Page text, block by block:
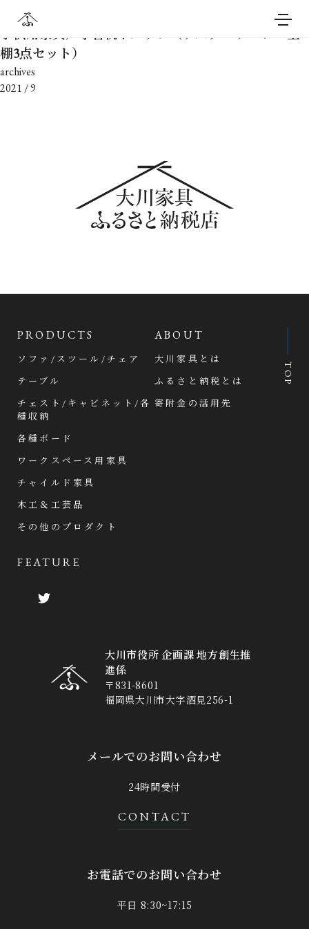
news
子供用家具／学習机ドルチェ（デスク・ワゴン・上
棚3点セット）
archives
2021 / 9
PRODUCTS
ソファ/スツール/チェア
テーブル
チェスト/キャビネット/各
種収納
各種ボード
ワークスペース用家具
チャイルド家具
木工＆工芸品
その他のプロダクト
FEATURE
ABOUT
大川家具とは
ふるさと納税とは
寄附金の活用先
大川市役所 企画課 地方創生推
進係
〒831-8601
福岡県大川市大字酒見256-1
メールでのお問い合わせ
24時間受付
CONTACT
お電話でのお問い合わせ
平日 8:30~17:15
TOP